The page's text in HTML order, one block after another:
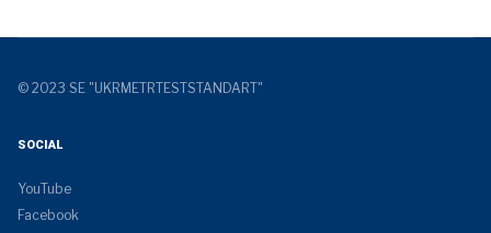
© 2023 SE "UKRMETRTESTSTANDART"
SOCIAL
YouTube
Facebook